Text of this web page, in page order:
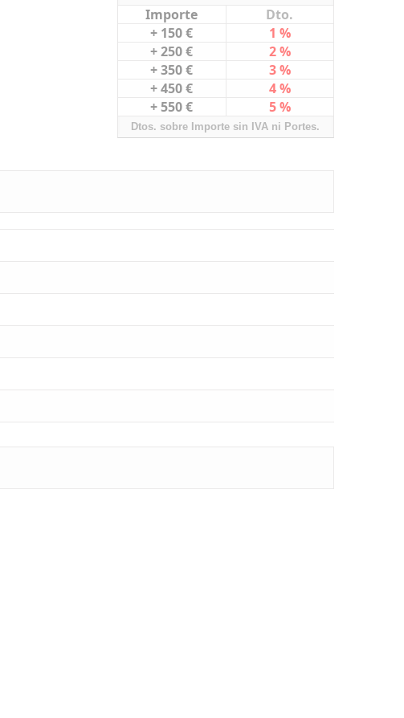
Importe
Dto.
+ 150 €
1 %
+ 250 €
2 %
+ 350 €
3 %
+ 450 €
4 %
+ 550 €
5 %
Dtos. sobre Importe sin IVA ni Portes.